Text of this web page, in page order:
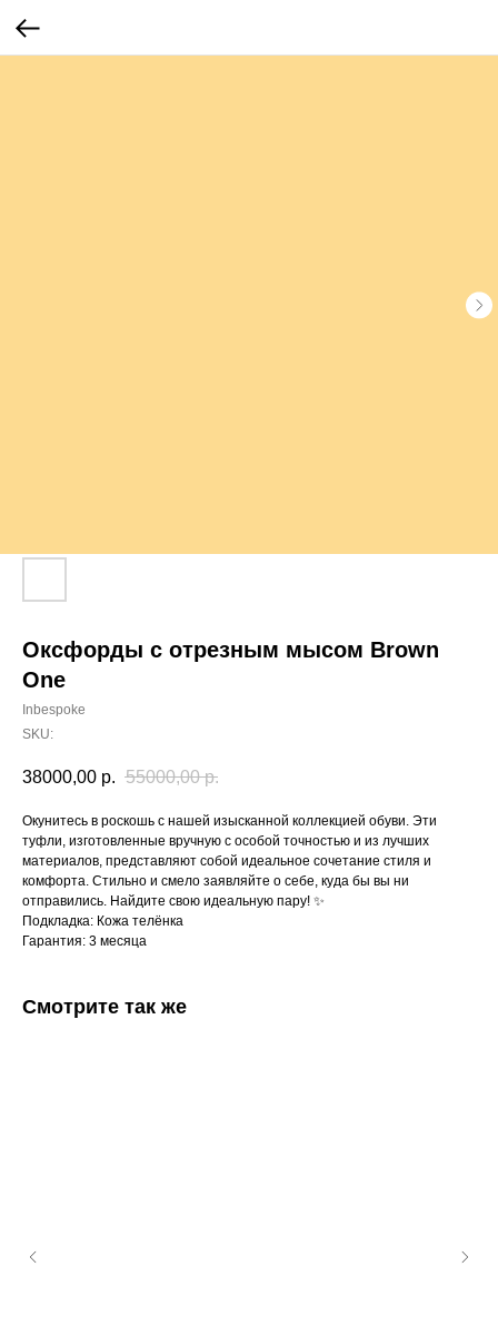
Оксфорды с отрезным мысом Brown
One
Inbespoke
SKU:
38000,00 р. 55000,00 р.
Окунитесь в роскошь с нашей изысканной коллекцией обуви. Эти
туфли, изготовленные вручную с особой точностью и из лучших
материалов, представляют собой идеальное сочетание стиля и
комфорта. Стильно и смело заявляйте о себе, куда бы вы ни
отправились. Найдите свою идеальную пару! ✨
Подкладка: Кожа телёнка
Гарантия: 3 месяца
Смотрите так же